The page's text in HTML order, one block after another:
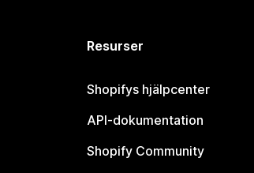
Resurser
Shopifys hjälpcenter
API-dokumentation
Shopify Community